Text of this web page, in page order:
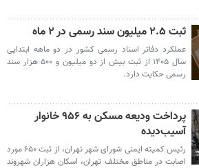
ثبت ۲.۵ میلیون سند رسمی در ۲ ماه
عملکرد دفاتر اسناد رسمی کشور در دو ماهه ابتدایی
سال ۱۴۰۵ از ثبت بیش از دو میلیون و ۵۰۰ هزار سند
رسمی حکایت دارد.
پرداخت ودیعه مسکن به ۹۵۶ خانوار
آسیب‌دیده
رئیس کمیته ایمنی شورای شهر تهران، از ثبت ۶۵۰ مورد
اصابت در مناطق مختلف تهران، اسکان هزاران شهروند